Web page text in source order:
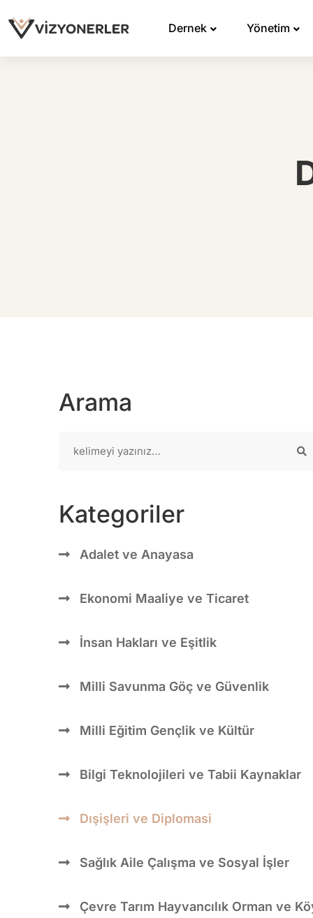
Dernek Yönetim
Arama
Kategoriler
Adalet ve Anayasa
Ekonomi Maaliye ve Ticaret
İnsan Hakları ve Eşitlik
Milli Savunma Göç ve Güvenlik
Milli Eğitim Gençlik ve Kültür
Bilgi Teknolojileri ve Tabii Kaynaklar
Dışişleri ve Diplomasi
Sağlık Aile Çalışma ve Sosyal İşler
Çevre Tarım Hayvancılık Orman ve